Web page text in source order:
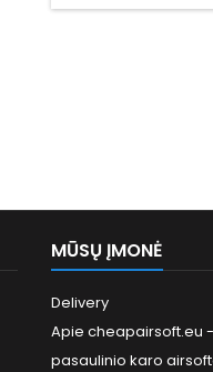
MŪSŲ ĮMONĖ
Delivery
Apie cheapairsoft.eu
pasaulinio karo